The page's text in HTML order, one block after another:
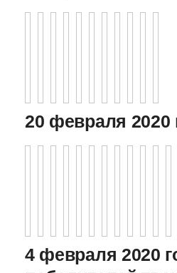
20 февраля 2020
4 февраля 2020